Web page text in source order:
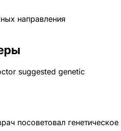
направления
suggested genetic
посоветовал генетическое